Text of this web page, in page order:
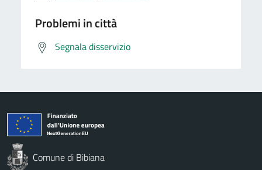
Problemi in città
Segnala disservizio
Comune di Bibiana